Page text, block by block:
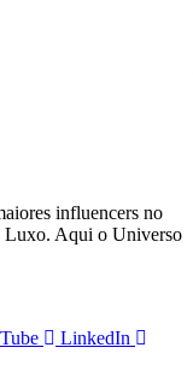
influencers no
Aqui o Universo
LinkedIn